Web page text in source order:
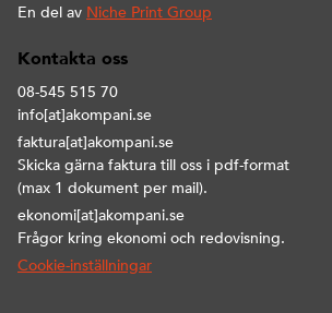
En del av Niche Print Group
Kontakta oss
08-545 515 70
info[at]akompani.se
faktura[at]akompani.se
Skicka gärna faktura till oss i pdf-format
(max 1 dokument per mail).
ekonomi[at]akompani.se
Frågor kring ekonomi och redovisning.
Cookie-inställningar